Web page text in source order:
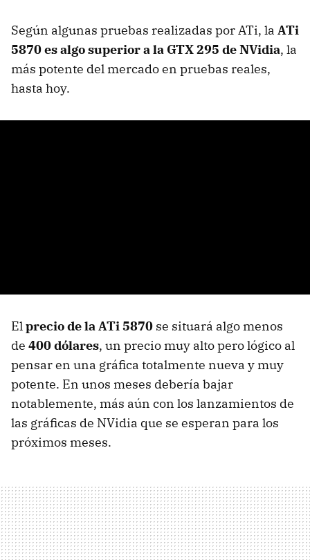
Según algunas pruebas realizadas por ATi, la ATi
5870 es algo superior a la GTX295 de NVidia, la
más potente del mercado en pruebas reales,
hasta hoy.
Elprecio de la ATi 5870 se situará algo menos
de 400 dólares, un precio muy alto pero lógico al
pensar en una gráfica totalmente nueva y muy
potente. En unos meses debería bajar
notablemente, más aún con los lanzamientos de
las gráficas de NVidia que se esperan para los
próximos meses.